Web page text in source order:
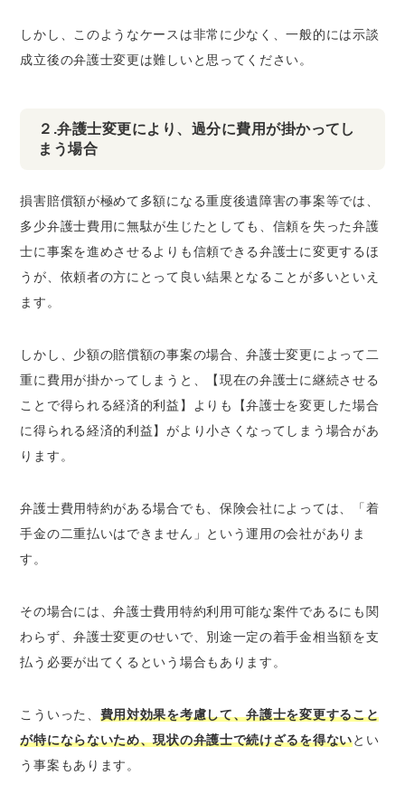
しかし、このようなケースは非常に少なく、一般的には示談
成立後の弁護士変更は難しいと思ってください。
２.弁護士変更により、過分に費用が掛かってし
まう場合
損害賠償額が極めて多額になる重度後遺障害の事案等では、
多少弁護士費用に無駄が生じたとしても、信頼を失った弁護
士に事案を進めさせるよりも信頼できる弁護士に変更するほ
うが、依頼者の方にとって良い結果となることが多いといえ
ます。
しかし、少額の賠償額の事案の場合、弁護士変更によって二
重に費用が掛かってしまうと、【現在の弁護士に継続させる
ことで得られる経済的利益】よりも【弁護士を変更した場合
に得られる経済的利益】がより小さくなってしまう場合があ
ります。
弁護士費用特約がある場合でも、保険会社によっては、「着
手金の二重払いはできません」という運用の会社がありま
す。
その場合には、弁護士費用特約利用可能な案件であるにも関
わらず、弁護士変更のせいで、別途一定の着手金相当額を支
払う必要が出てくるという場合もあります。
こういった、 費用対効果を考慮して、弁護士を変更すること
が特にならないため、現状の弁護士で続けざるを得ないとい
う事案もあります。